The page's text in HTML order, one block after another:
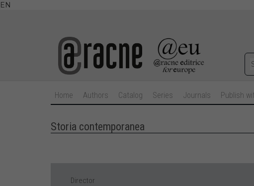
EN
Home Authors Catalog Series Journals Publish
Storia contemporanea
Director